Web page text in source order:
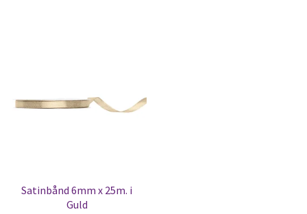
Satinbånd 6mm x 25m. i
Guld